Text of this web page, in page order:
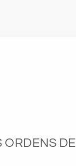
ORDENS DE